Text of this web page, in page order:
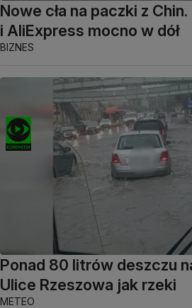
Nowe cła na paczki z
i AliExpress mocno w dół
BIZNES
Ponad 80 litrów deszczu
Ulice Rzeszowa jak rzeki
METEO